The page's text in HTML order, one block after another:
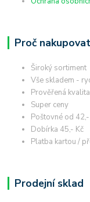
Proč
Široký sortiment
Vše skladem -
Prověřená
Super ceny
Poštovné od
Dobírka 45,- Kč
Platba kartou /
Prodejní sklad